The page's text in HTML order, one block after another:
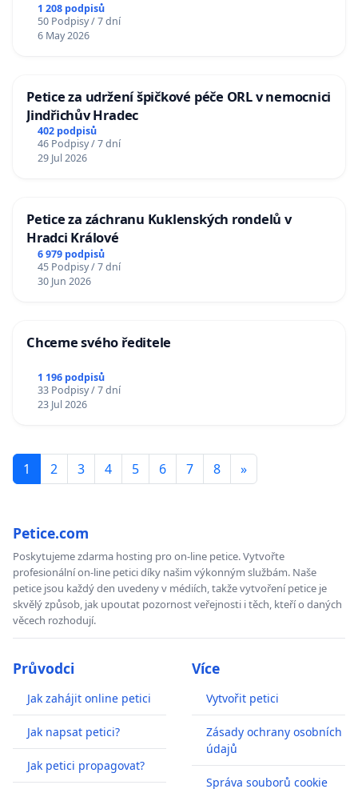
1 208 podpisů
50 Podpisy / 7 dní
6 May 2026
Petice za udržení špičkové péče ORL v nemocnici
Jindřichův Hradec
402 podpisů
46 Podpisy / 7 dní
29 Jul 2026
Petice za záchranu Kuklenských rondelů v
Hradci Králové
6 979 podpisů
45 Podpisy / 7 dní
30 Jun 2026
Chceme svého ředitele
1 196 podpisů
33 Podpisy / 7 dní
23 Jul 2026
1 2 3 4 5 6 7 8 »
Petice.com
Poskytujeme zdarma hosting pro on-line petice. Vytvořte
profesionální on-line petici díky našim výkonným službám. Naše
petice jsou každý den uvedeny v médiích, takže vytvoření petice je
skvělý způsob, jak upoutat pozornost veřejnosti i těch, kteří o daných
věcech rozhodují.
Průvodci
Jak zahájit online petici
Jak napsat petici?
Jak petici propagovat?
Více
Vytvořit petici
Zásady ochrany osobních
údajů
Správa souborů cookie